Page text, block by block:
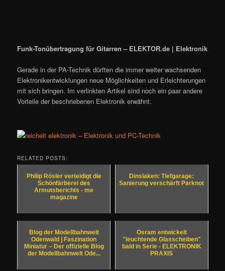
Funk-Tonübertragung für Gitarren – ELEKTOR.de | Elektronik
Gerade in der PA-Technik dürften die immer weiter wachsenden
Elektronikentwicklungen neue Möglichkeiten und Erleichterungen
mit sich bringen. Im verlinkten Artikel sind noch ein paar andere
Vorteile der beschriebenen Elektronik erwähnt.
RELATED POSTS:
Philip Rösler verteidigt die
Schönfärberei des
Armutsberichts - me
magazine
Dinslaken: Tiefgarage:
Sanierung verschärft Parknot
Blog der Modellbahnwelt
Odenwald | Faszination
Miniatur – Der offizielle Blog
der Modellbahnwelt Ode...
Osram entwickelt
"leuchtende Glasscheiben"
bald in Serie - ELEKTRONIK
PRAXIS